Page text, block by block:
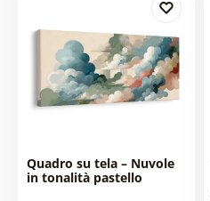
Quadro su tela – Nuvole
in tonalità pastello